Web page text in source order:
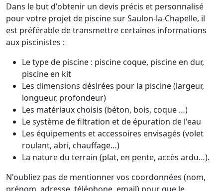
Dans le but d'obtenir un devis précis et personnalisé
pour votre projet de piscine sur Saulon-la-Chapelle, il
est préférable de transmettre certaines informations
aux piscinistes :
Le type de piscine : piscine coque, piscine en dur,
piscine en kit
Les dimensions désirées pour la piscine (largeur,
longueur, profondeur)
Les matériaux choisis (béton, bois, coque …)
Le système de filtration et de épuration de l'eau
Les équipements et accessoires envisagés (volet
roulant, abri, chauffage…)
La nature du terrain (plat, en pente, accès ardu…).
N'oubliez pas de mentionner vos coordonnées (nom,